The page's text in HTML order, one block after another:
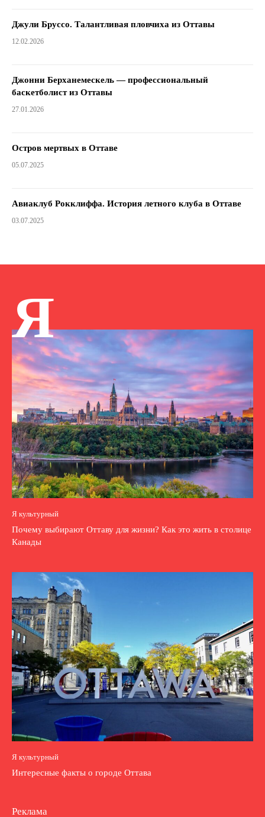
Джули Бруссо. Талантливая пловчиха из Оттавы
12.02.2026
Джонни Берханемескель — профессиональный
баскетболист из Оттавы
27.01.2026
Остров мертвых в Оттаве
05.07.2025
Авиаклуб Рокклиффа. История летного клуба в Оттаве
03.07.2025
Я
Я культурный
Почему выбирают Оттаву для жизни? Как это жить в столице
Канады
Я культурный
Интересные факты о городе Оттава
Реклама